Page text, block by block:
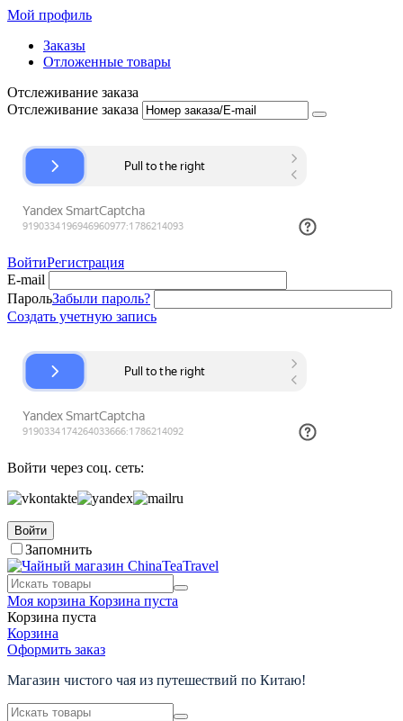
Мой профиль
Заказы
Отложенные товары
Отслеживание заказа
Отслеживание заказа
ВойтиРегистрация
E-mail
ПарольЗабыли пароль?
Создать учетную запись
Войти через соц. сеть:
Войти
Запомнить
Моя корзина Корзина пуста
Корзина пуста
Корзина
Оформить заказ
Магазин чистого чая из путешествий по Китаю!